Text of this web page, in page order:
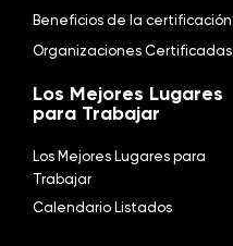
Beneficios de la certificación
Organizaciones Certificadas
Los Mejores Lugares
para Trabajar
Los Mejores Lugares para
Trabajar
Calendario Listados